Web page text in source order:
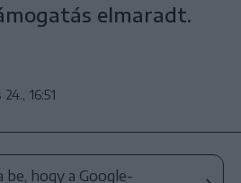
elmaradt.
16:51
hogy a Google-